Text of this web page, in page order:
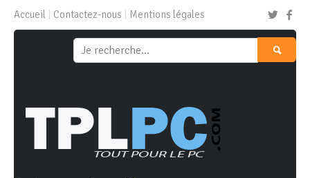
Accueil Contactez-nous Mentions légales